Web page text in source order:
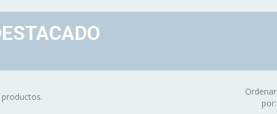
Ordenar
por: